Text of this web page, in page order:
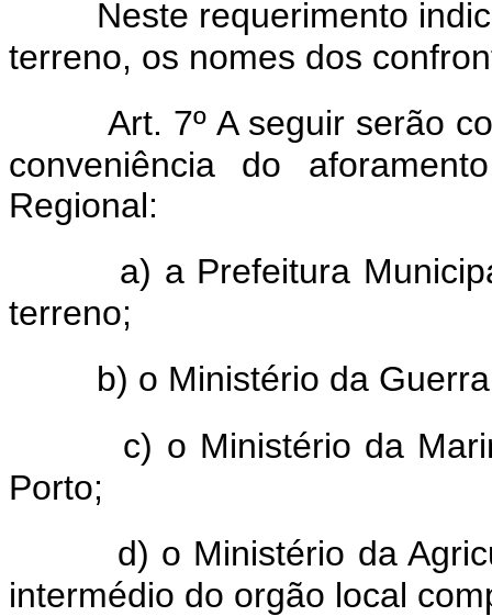
Neste requerimento
terreno, os nomes dos
Art. 7º A seguir serão
conveniência do
Regional:
a) a Prefeitura
terreno;
b) o Ministério da
c) o Ministério da
Porto;
d) o Ministério da
intermédio do orgão local